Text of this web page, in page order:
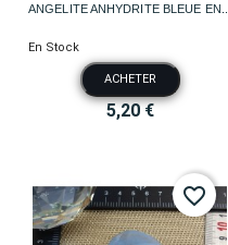
ANGELITE ANHYDRITE BLEUE EN...
En Stock
ACHETER
5,20 €
favorite_border